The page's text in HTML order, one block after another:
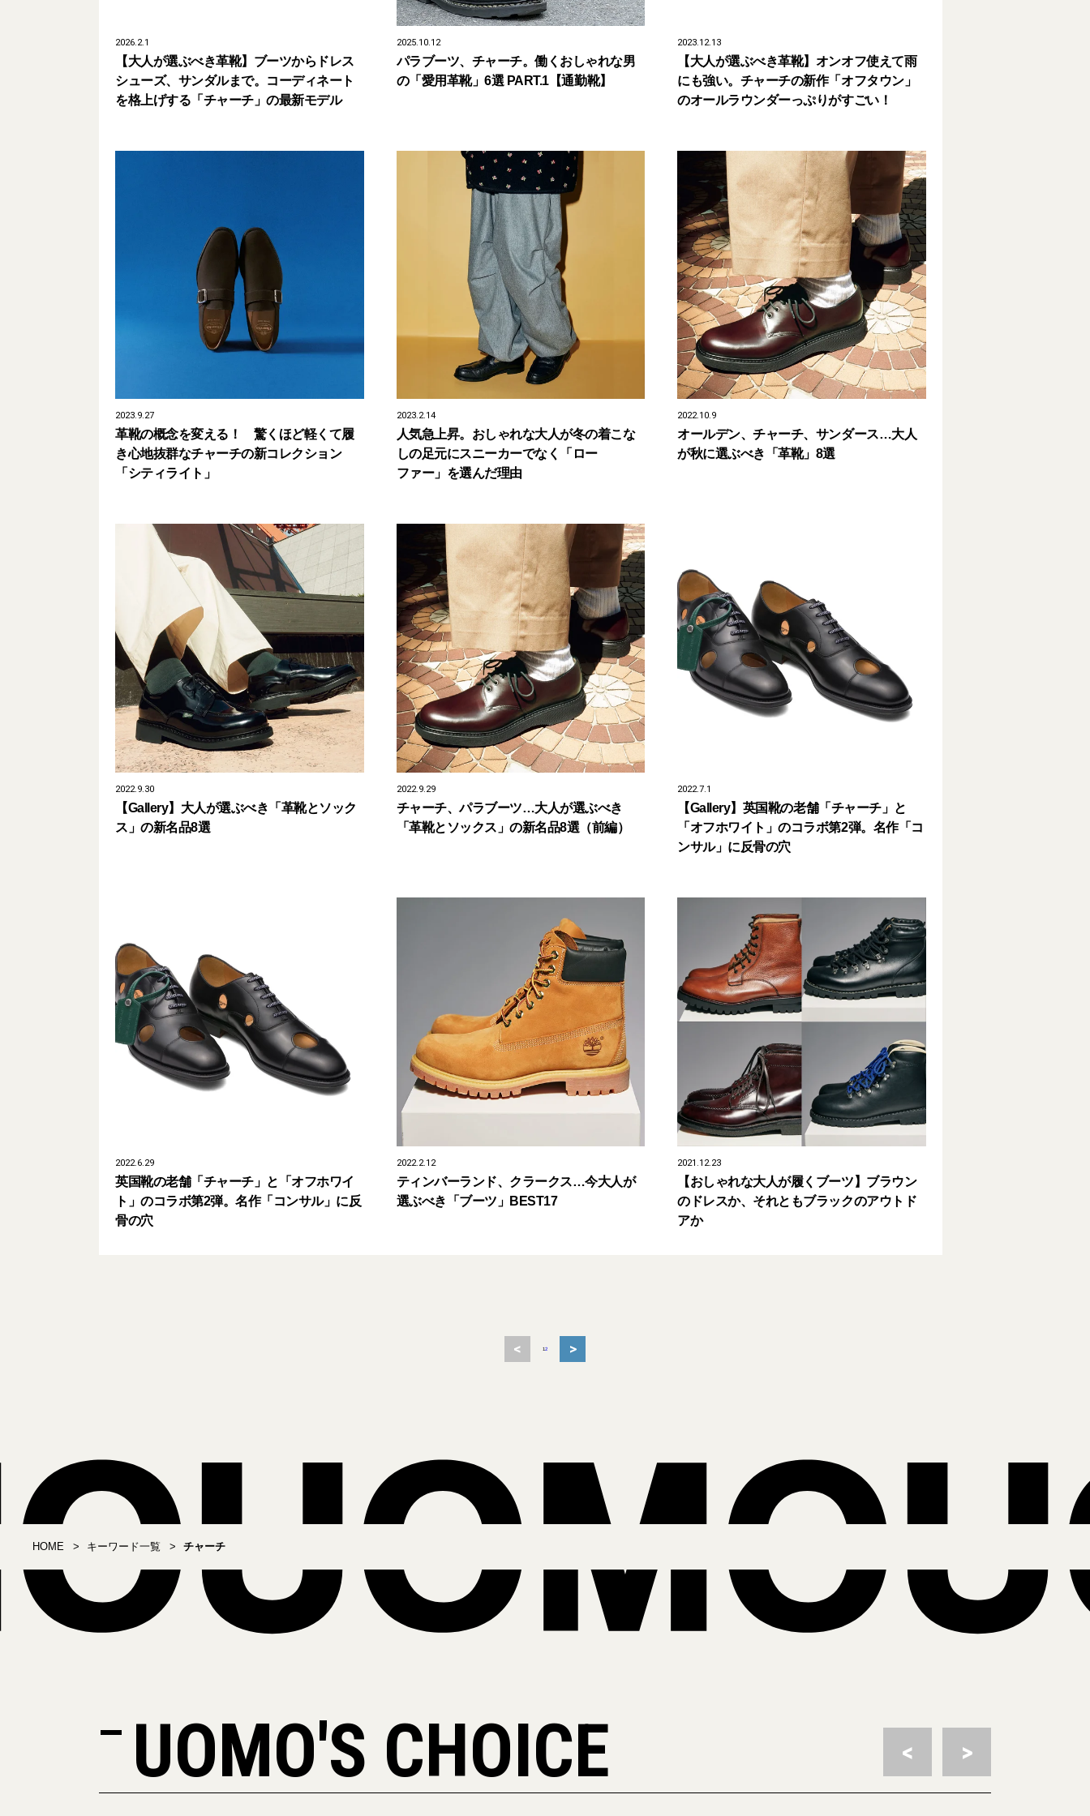
2026.2.1
【大人が選ぶべき革靴】ブーツからドレス
シューズ、サンダルまで。コーディネート
を格上げする「チャーチ」の最新モデル
2025.10.12
パラブーツ、チャーチ。働くおしゃれな男
の「愛用革靴」6選 PART.1【通勤靴】
2023.12.13
【大人が選ぶべき革靴】オンオフ使えて雨
にも強い。チャーチの新作「オフタウン」
のオールラウンダーっぷりがすごい！
2023.9.27
革靴の概念を変える！ 驚くほど軽くて履
き心地抜群なチャーチの新コレクション
「シティライト」
2023.2.14
人気急上昇。おしゃれな大人が冬の着こな
しの足元にスニーカーでなく「ロー
ファー」を選んだ理由
2022.10.9
オールデン、チャーチ、サンダース…大人
が秋に選ぶべき「革靴」8選
2022.9.30
【Gallery】大人が選ぶべき「革靴とソック
ス」の新名品8選
2022.9.29
チャーチ、パラブーツ…大人が選ぶべき
「革靴とソックス」の新名品8選（前編）
2022.7.1
【Gallery】英国靴の老舗「チャーチ」と
「オフホワイト」のコラボ第2弾。名作「コ
ンサル」に反骨の穴
2022.6.29
英国靴の老舗「チャーチ」と「オフホワイ
ト」のコラボ第2弾。名作「コンサル」に反
骨の穴
2022.2.12
ティンバーランド、クラークス…今大人が
選ぶべき「ブーツ」BEST17
2021.12.23
【おしゃれな大人が履くブーツ】ブラウン
のドレスか、それともブラックのアウトド
アか
< 12 >
HOME キーワード一覧 チャーチ
UOMO'S CHOICE